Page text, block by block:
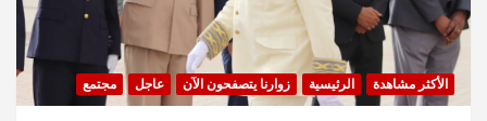
الأكثر مشاهدة الرئيسية زوارنا يتصفحون الآن عاجل مجتمع